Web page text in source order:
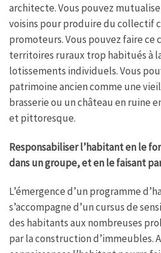
architecte. Vous pouvez
voisins pour produire du collectif
promoteurs. Vous pouvez faire ce
territoires ruraux trop habitués à
lotissements individuels. Vous
patrimoine ancien comme une
brasserie ou un château en ruine
et pittoresque.
Responsabiliser l’habitant en le
dans un groupe, et en le faisant
L’émergence d’un programme
s’accompagne d’un cursus de
des habitants aux nombreuses
par la construction d’immeubles.